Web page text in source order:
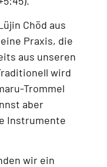
Chöd aus
Praxis, die
aus unseren
wird
Trommel
aber
Instrumente
wir ein